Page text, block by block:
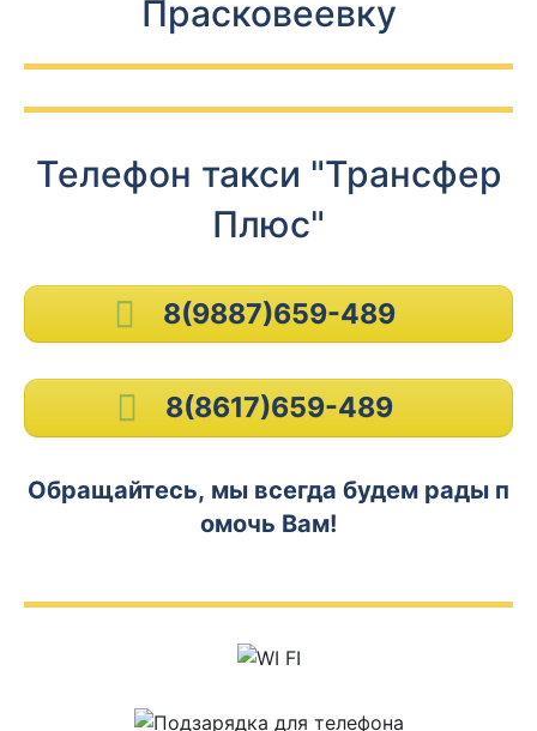
Прасковеевку
Телефон такси "Трансфер
Плюс"
8(9887)659-489
8(8617)659-489
Обращайтесь, мы всегда будем рады п
омочь Вам!